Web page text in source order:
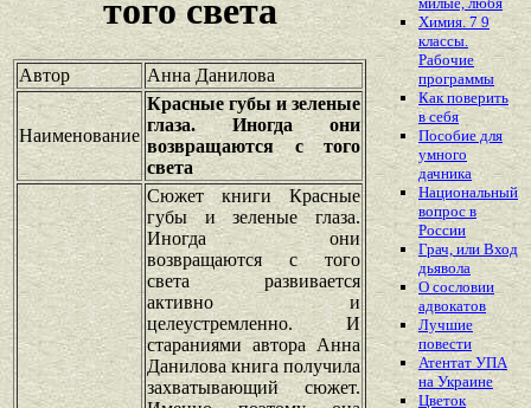
того света
Автор Анна Данилова
Наименование
Красные губы и зеленые
глаза. Иногда они
возвращаются с того
света
Сюжет книги Красные
губы и зеленые глаза.
Иногда они
возвращаются с того
света развивается
активно и
целеустремленно. И
стараниями автора Анна
Данилова книга получила
захватывающий сюжет.
Химия. 7 9
классы.
Рабочие
программы
Как поверить
в себя
Пособие для
умного
дачника
Национальный
вопрос в
России
Грач, или Вход
дьявола
О сословии
адвокатов
Лучшие
повести
Атентат УПА
на Украине
Цветок